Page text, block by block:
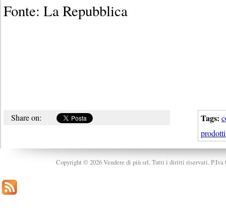
Fonte: La Repubblica
Tags:
prodotti
Share on:
Copyright © 2026 Vendere di più srl. Tutti i diritti riservati. P.Iva